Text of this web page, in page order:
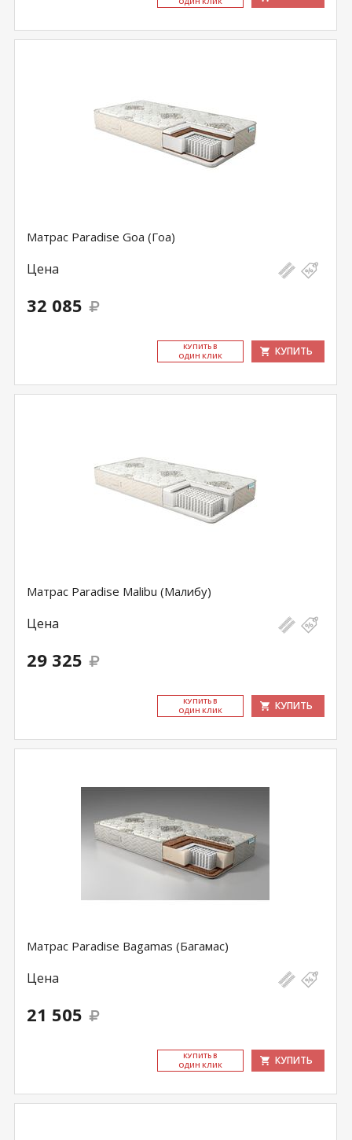
Матрас Paradise Goa (Гоа)
Цена
32 085
КУ­ПИТЬ В
ОДИН КЛИК
КУПИТЬ
Матрас Paradise Malibu (Малибу)
Цена
29 325
КУ­ПИТЬ В
ОДИН КЛИК
КУПИТЬ
Матрас Paradise Bagamas (Багамас)
Цена
21 505
КУ­ПИТЬ В
ОДИН КЛИК
КУПИТЬ